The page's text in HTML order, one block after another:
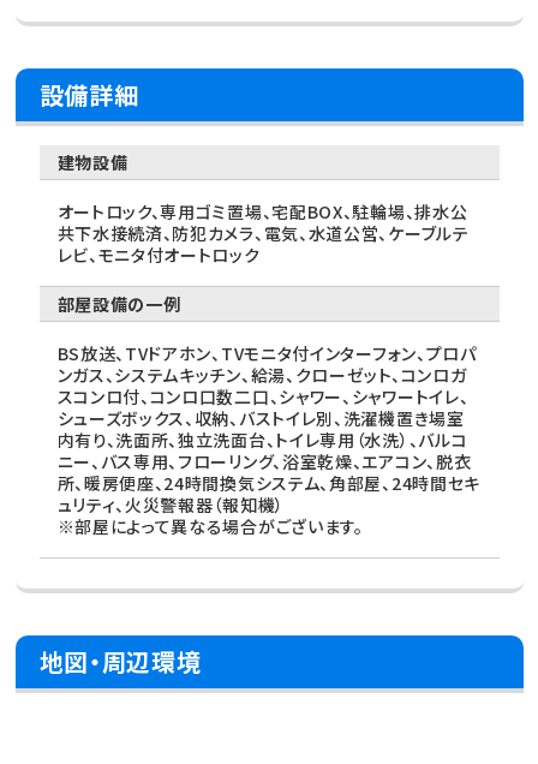
設備詳細
建物設備
オートロック、専用ゴミ置場、宅配BOX、駐輪場、排水公
共下水接続済、防犯カメラ、電気、水道公営、ケーブルテ
レビ、モニタ付オートロック
部屋設備の一例
BS放送、TVドアホン、TVモニタ付インターフォン、プロパ
ンガス、システムキッチン、給湯、クローゼット、コンロガ
スコンロ付、コンロ口数二口、シャワー、シャワートイレ、
シューズボックス、収納、バストイレ別、洗濯機置き場室
内有り、洗面所、独立洗面台、トイレ専用（水洗）、バルコ
ニー、バス専用、フローリング、浴室乾燥、エアコン、脱衣
所、暖房便座、24時間換気システム、角部屋、24時間セキ
ュリティ、火災警報器（報知機）
※部屋によって異なる場合がございます。
地図・周辺環境